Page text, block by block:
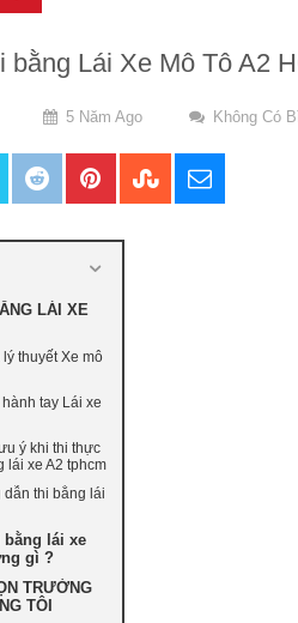
bằng Lái Xe Mô Tô A2
5 Năm Ago Không Có
LÁI XE
thuyết Xe mô
tay Lái xe
ý khi thi thực
lái xe A2 tphcm
thi bằng lái
bằng lái xe
gì ?
TRƯỜNG
TÔI